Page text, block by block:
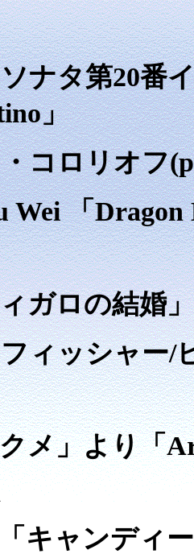
ナタ第20番
」
コロリオフ
Wei 「
ガロの結婚
ィッシャー/
メ」より「
キャンディ